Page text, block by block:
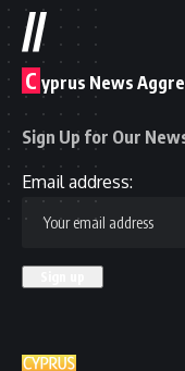
//
C yprus News
Sign Up for Our
Email address: